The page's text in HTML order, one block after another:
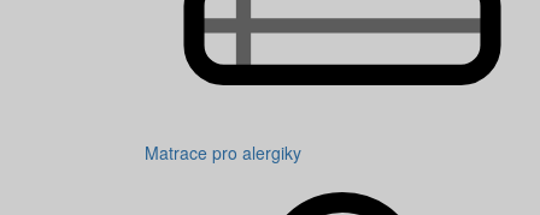
Matrace pro alergiky